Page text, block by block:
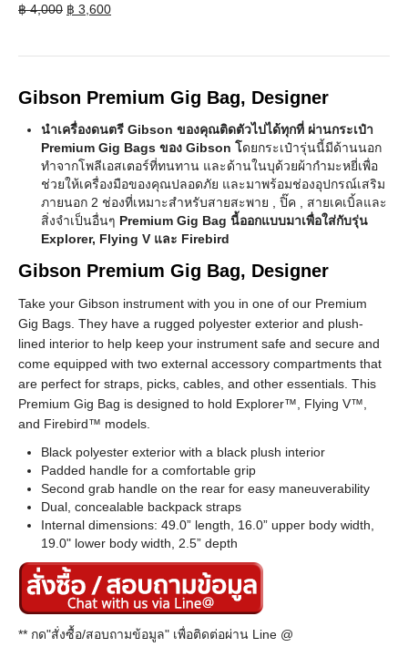
฿4,000 Original
฿ 3,600Current
Gibson Premium Gig Bag, Designer
นำเครื่องดนตรี Gibson ของคุณติดตัวไปได้ทุกที่ ผ่านกระเป๋า
Premium Gig Bags ของ Gibson โดยกระเป๋ารุ่นนี้มีด้านนอก
ทำจากโพลีเอสเตอร์ที่ทนทาน และด้านในบุด้วยผ้ากำมะหยี่เพื่อ
ช่วยให้เครื่องมือของคุณปลอดภัย และมาพร้อมช่องอุปกรณ์เสริม
ภายนอก 2 ช่องที่เหมาะสำหรับสายสะพาย , ปิ๊ค , สายเคเบิ้ลและ
สิ่งจำเป็นอื่นๆ Premium Gig Bag นี้ออกแบบมาเพื่อใส่กับรุ่น
Explorer, Flying V และ Firebird
Gibson Premium Gig Bag, Designer
Take your Gibson instrument with you in one of our Premium
Gig Bags. They have a rugged polyester exterior and plush-
lined interior to help keep your instrument safe and secure and
come equipped with two external accessory compartments that
are perfect for straps, picks, cables, and other essentials. This
Premium Gig Bag is designed to hold Explorer™, Flying V™,
and Firebird™ models.
Black polyester exterior with a black plush interior
Padded handle for a comfortable grip
Second grab handle on the rear for easy maneuverability
Dual, concealable backpack straps
Internal dimensions: 49.0” length, 16.0” upper body width,
19.0" lower body width, 2.5” depth
** กด"สั่งซื้อ/สอบถามข้อมูล" เพื่อติดต่อผ่าน Line @